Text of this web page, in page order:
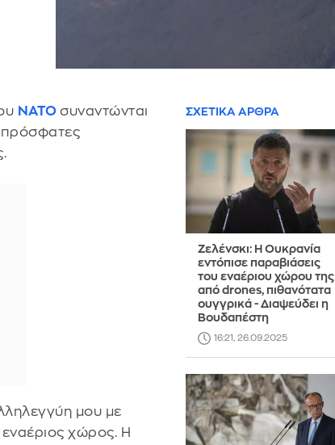
ΝΑΤΟσυναντώνται
πρόσφατες
μου με
χώρος. Η
ΣΧΕΤΙΚΑ ΑΡΘΡΑ
Ζελένσκι: Η Ουκρανία
εντόπισε παραβιάσεις
του εναέριου χώρου της
από drones, πιθανότατα
ουγγρικά - Διαψεύδει η
Βουδαπέστη
16:21, 26.09.2025